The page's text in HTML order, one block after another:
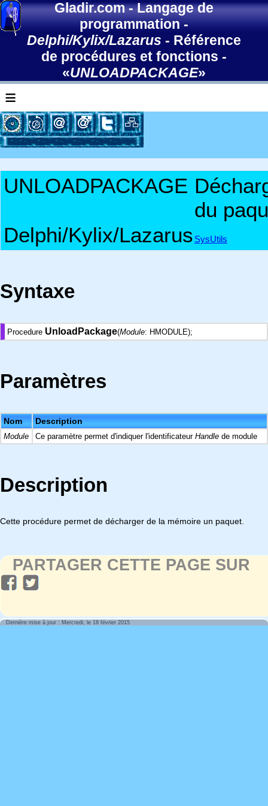
Gladir.com-Langage de
programmation-
Delphi/Kylix/Lazarus - Référence
de procédures et fonctions -
«UNLOADPACKAGE»
≡
UNLOADPACKAGE
du
Delphi/Kylix/Lazarus SysUtils
Syntaxe
Procedure UnloadPackage(Module: HMODULE);
Paramètres
Nom Description
Module Ce paramètre permet d'indiquer l'identificateur Handle de module
Description
Cette procédure permet de décharger de la mémoire un paquet.
PARTAGER CETTE PAGE SUR
Dernière mise à jour : Mercredi, le 18 février 2015